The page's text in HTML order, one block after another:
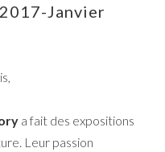
Janvier
a fait des expositions
Leur passion